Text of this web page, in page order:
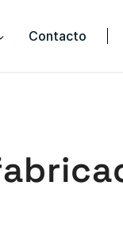
Contacto